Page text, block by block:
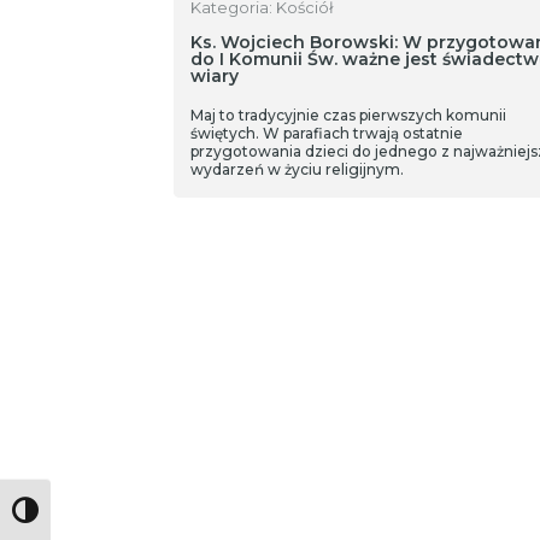
Toggle High Contrast
Kategoria: Kościół
Ks. Wojciech Borowski: W
do I Komunii Św. ważne jest
wiary
Maj to tradycyjnie czas pierwszych komunii
świętych. W parafiach trwają ostatnie
przygotowania dzieci do jednego z
wydarzeń w życiu religijnym.